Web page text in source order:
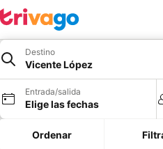
Destino
Vicente López
Entrada/salida
Elige las fechas
Ordenar